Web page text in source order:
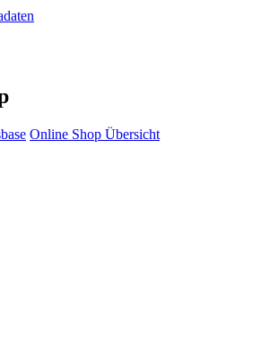
Online Shop Übersicht